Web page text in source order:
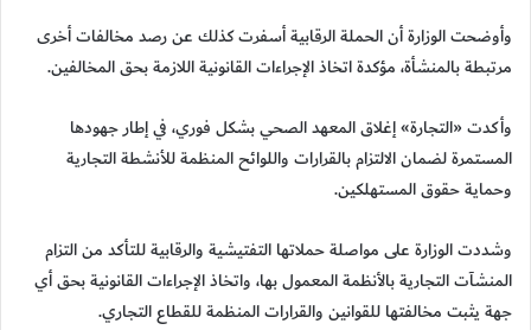
وأوضحت الوزارة أن الحملة الرقابية أسفرت كذلك عن رصد مخالفات أخرى
مرتبطة بالمنشأة، مؤكدة اتخاذ الإجراءات القانونية اللازمة بحق المخالفين.
وأكدت «التجارة» إغلاق المعهد الصحي بشكل فوري، في إطار جهودها
المستمرة لضمان الالتزام بالقرارات واللوائح المنظمة للأنشطة التجارية
وحماية حقوق المستهلكين.
وشددت الوزارة على مواصلة حملاتها التفتيشية والرقابية للتأكد من التزام
المنشآت التجارية بالأنظمة المعمول بها، واتخاذ الإجراءات القانونية بحق أي
جهة يثبت مخالفتها للقوانين والقرارات المنظمة للقطاع التجاري.